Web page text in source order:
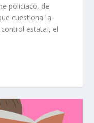
policiaco, de
cuestiona la
estatal, el